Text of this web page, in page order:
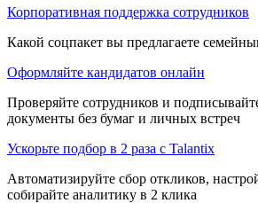
Корпоративная поддержка сотрудников
Какой соцпакет вы предлагаете
Оформляйте кандидатов онлайн
Проверяйте сотрудников и
документы без бумаг и личных встреч
Ускорьте подбор в 2 раза с Talantix
Автоматизируйте сбор откликов,
собирайте аналитику в 2 клика